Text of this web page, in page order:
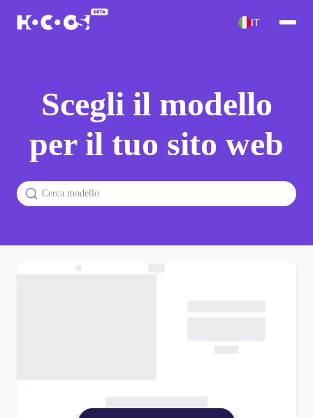
IT
Scegli il modello
per il tuo sito web